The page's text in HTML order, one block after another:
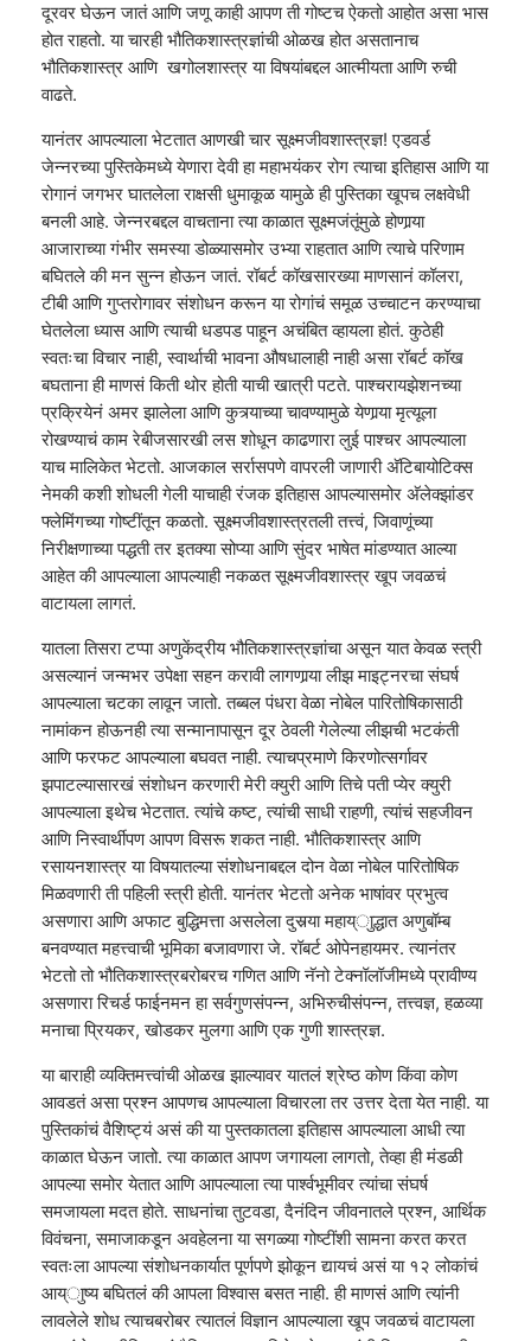
दूरवर घेऊन जातं आणि जणू काही आपण ती गोष्टच ऐकतो आहोत असा भास
होत राहतो. या चारही भौतिकशास्त्रज्ञांची ओळख होत असतानाच
भौतिकशास्त्र आणि खगोलशास्त्र या विषयांबद्दल आत्मीयता आणि रुची
वाढते.
यानंतर आपल्याला भेटतात आणखी चार सूक्ष्मजीवशास्त्रज्ञ! एडवर्ड
जेन्नरच्या पुस्तिकेमध्ये येणारा देवी हा महाभयंकर रोग त्याचा इतिहास आणि या
रोगानं जगभर घातलेला राक्षसी धुमाकूळ यामुळे ही पुस्तिका खूपच लक्षवेधी
बनली आहे. जेन्नरबद्दल वाचताना त्या काळात सूक्ष्मजंतूंमुळे होणार्‍या
आजाराच्या गंभीर समस्या डोळ्यासमोर उभ्या राहतात आणि त्याचे परिणाम
बघितले की मन सुन्न होऊन जातं. रॉबर्ट कॉखसारख्या माणसानं कॉलरा,
टीबी आणि गुप्तरोगावर संशोधन करून या रोगांचं समूळ उच्चाटन करण्याचा
घेतलेला ध्यास आणि त्याची धडपड पाहून अचंबित व्हायला होतं. कुठेही
स्वतःचा विचार नाही, स्वार्थाची भावना औषधालाही नाही असा रॉबर्ट कॉख
बघताना ही माणसं किती थोर होती याची खात्री पटते. पाश्चरायझेशनच्या
प्रक्रियेनं अमर झालेला आणि कुत्र्याच्या चावण्यामुळे येणार्‍या मृत्यूला
रोखण्याचं काम रेबीजसारखी लस शोधून काढणारा लुई पाश्चर आपल्याला
याच मालिकेत भेटतो. आजकाल सर्रासपणे वापरली जाणारी अ‍ॅटिबायोटिक्स
नेमकी कशी शोधली गेली याचाही रंजक इतिहास आपल्यासमोर अ‍ॅलेक्झांडर
फ्लेमिंगच्या गोष्टींतून कळतो. सूक्ष्मजीवशास्त्रतली तत्त्वं, जिवाणूंच्या
निरीक्षणाच्या पद्धती तर इतक्या सोप्या आणि सुंदर भाषेत मांडण्यात आल्या
आहेत की आपल्याला आपल्याही नकळत सूक्ष्मजीवशास्त्र खूप जवळचं
वाटायला लागतं.
यातला तिसरा टप्पा अणुकेंद्रीय भौतिकशास्त्रज्ञांचा असून यात केवळ स्त्री
असल्यानं जन्मभर उपेक्षा सहन करावी लागणार्‍या लीझ माइट्नरचा संघर्ष
आपल्याला चटका लावून जातो. तब्बल पंधरा वेळा नोबेल पारितोषिकासाठी
नामांकन होऊनही त्या सन्मानापासून दूर ठेवली गेलेल्या लीझची भटकंती
आणि फरफट आपल्याला बघवत नाही. त्याचप्रमाणे किरणोत्सर्गावर
झपाटल्यासारखं संशोधन करणारी मेरी क्युरी आणि तिचे पती प्येर क्युरी
आपल्याला इथेच भेटतात. त्यांचे कष्ट, त्यांची साधी राहणी, त्यांचं सहजीवन
आणि निस्वार्थीपण आपण विसरू शकत नाही. भौतिकशास्त्र आणि
रसायनशास्त्र या विषयातल्या संशोधनाबद्दल दोन वेळा नोबेल पारितोषिक
मिळवणारी ती पहिली स्त्री होती. यानंतर भेटतो अनेक भाषांवर प्रभुत्व
असणारा आणि अफाट बुद्धिमत्ता असलेला दुसर्‍या महाय्ाुद्धात अणुबॉम्ब
बनवण्यात महत्त्वाची भूमिका बजावणारा जे. रॉबर्ट ओपेनहायमर. त्यानंतर
भेटतो तो भौतिकशास्त्रबरोबरच गणित आणि नॅनो टेक्नॉलॉजीमध्ये प्रावीण्य
असणारा रिचर्ड फाईनमन हा सर्वगुणसंपन्न, अभिरुचीसंपन्न, तत्त्वज्ञ, हळव्या
मनाचा प्रियकर, खोडकर मुलगा आणि एक गुणी शास्त्रज्ञ.
या बाराही व्यक्तिमत्त्वांची ओळख झाल्यावर यातलं श्रेष्ठ कोण किंवा कोण
आवडतं असा प्रश्न आपणच आपल्याला विचारला तर उत्तर देता येत नाही. या
पुस्तिकांचं वैशिष्ट्यं असं की या पुस्तकातला इतिहास आपल्याला आधी त्या
काळात घेऊन जातो. त्या काळात आपण जगायला लागतो, तेव्हा ही मंडळी
आपल्या समोर येतात आणि आपल्याला त्या पार्श्वभूमीवर त्यांचा संघर्ष
समजायला मदत होते. साधनांचा तुटवडा, दैनंदिन जीवनातले प्रश्न, आर्थिक
विवंचना, समाजाकडून अवहेलना या सगळ्या गोष्टींशी सामना करत करत
स्वतःला आपल्या संशोधनकार्यात पूर्णपणे झोकून द्यायचं असं या १२ लोकांचं
आय्ाुष्य बघितलं की आपला विश्वास बसत नाही. ही माणसं आणि त्यांनी
लावलेले शोध त्याचबरोबर त्यातलं विज्ञान आपल्याला खूप जवळचं वाटायला